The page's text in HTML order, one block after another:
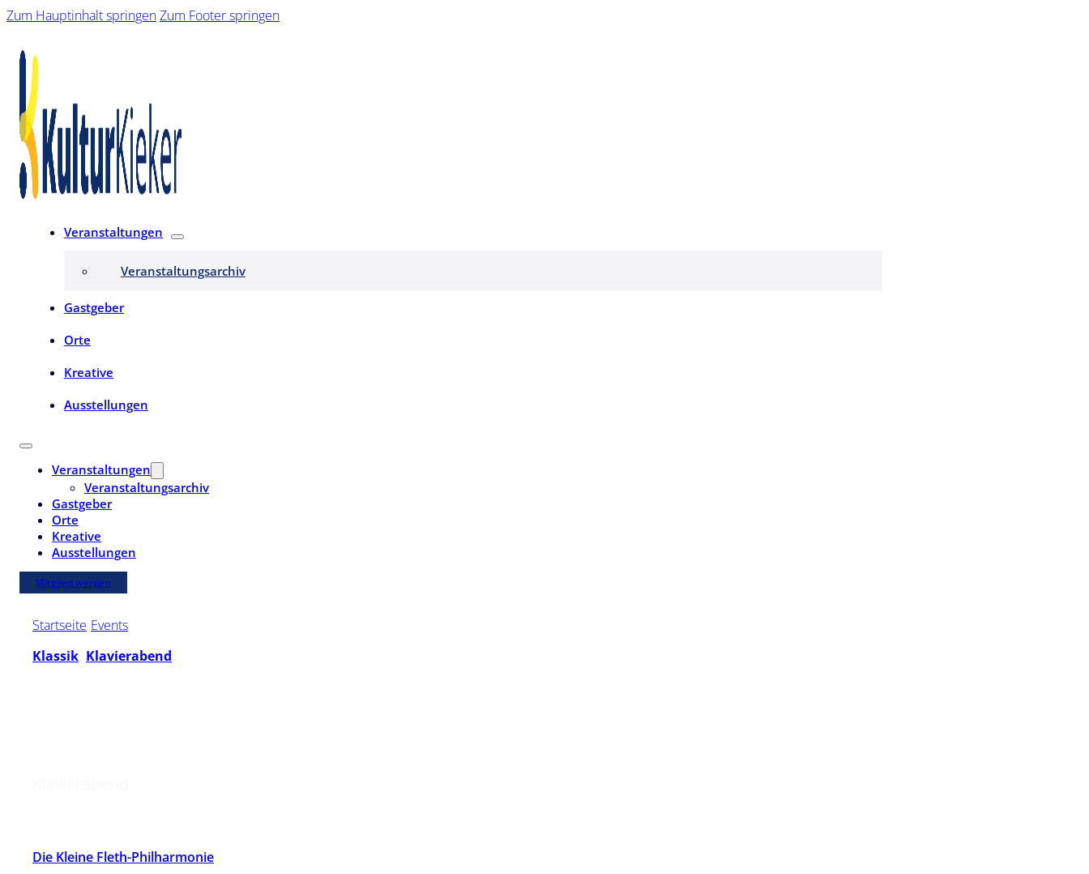
Zum Hauptinhalt springenZum Footer springen
Veranstaltungen
Veranstaltungsarchiv
Gastgeber
Orte
Kreative
Ausstellungen
Veranstaltungen
Veranstaltungsarchiv
Gastgeber
Orte
Kreative
Ausstellungen
Mitglied werden
Startseite Events
Klassik Klavierabend
Die Kleine Fleth-Philharmonie